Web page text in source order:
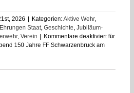
2026 Kategorien:Aktive Wehr,
Ehrungen Staat, Geschichte, Jubiläum-
, Verein Kommentare deaktiviertfür
150 Jahre FF Schwarzenbruck am